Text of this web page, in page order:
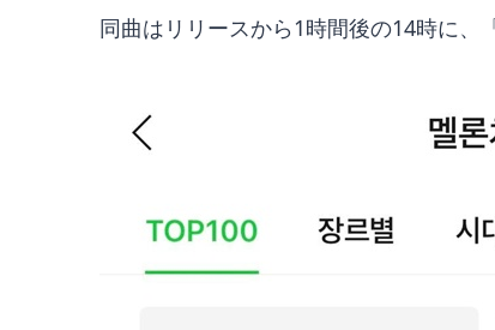
同曲はリリースから1時間後の14時に、